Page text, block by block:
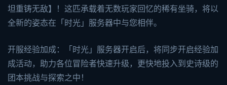
坦重铸无敌】！这匹承载着无数玩家回忆的稀有坐骑，将以
全新的姿态在「时光」服务器中与您相伴。
开服经验加成：「时光」服务器开启后，将同步开启经验加
成活动，助力各位冒险者快速升级，更快地投入到史诗级的
团本挑战与探索之中！